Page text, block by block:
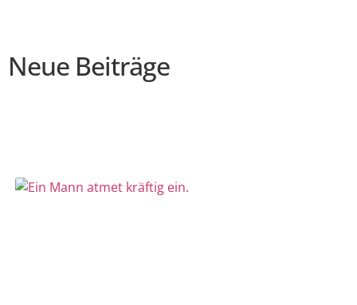
Neue Beiträge